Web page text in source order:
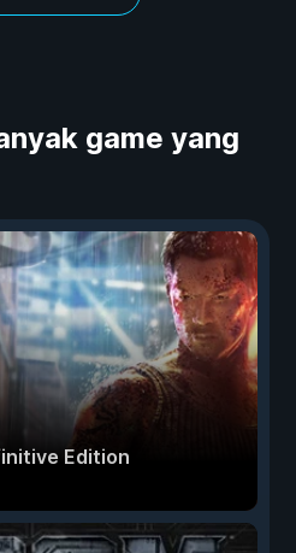
game yang
Edition